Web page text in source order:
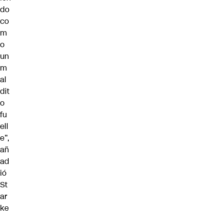
do
co
m
o
un
m
al
dit
o
fu
ell
e”,
añ
ad
ió
St
ar
ke